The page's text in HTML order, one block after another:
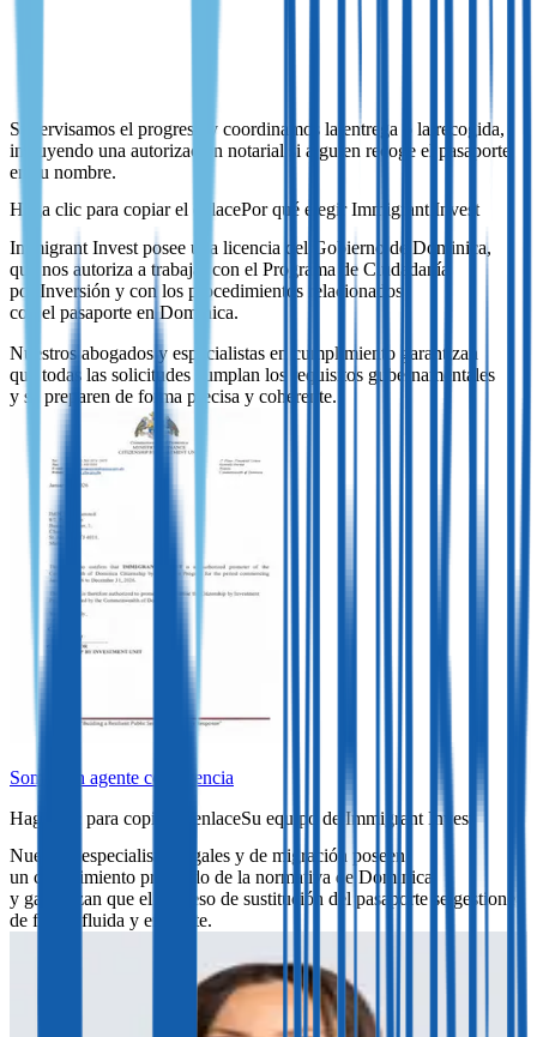
Supervisamos el progreso y coordinamos la entrega o la recogida,
incluyendo una autorización notarial si alguien recoge el pasaporte
en su nombre.
Por qué elegir Immigrant Invest
Immigrant Invest posee una licencia del Gobierno de Dominica,
que nos autoriza a trabajar con el Programa de Ciudadanía
por Inversión y con los procedimientos relacionados
con el pasaporte en Dominica.
Nuestros abogados y especialistas en cumplimiento garantizan
que todas las solicitudes cumplan los requisitos gubernamentales
y se preparen de forma precisa y coherente.
Somos un agente con licencia
Su equipo de Immigrant Invest
Nuestros especialistas legales y de migración poseen
un conocimiento profundo de la normativa de Dominica
y garantizan que el proceso de sustitución del pasaporte se gestione
de forma fluida y eficiente.